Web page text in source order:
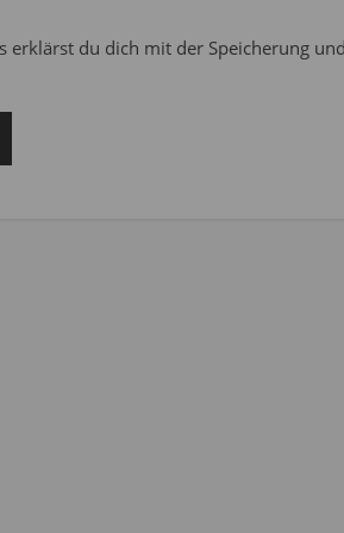
erklärst du dich mit der Speicherung